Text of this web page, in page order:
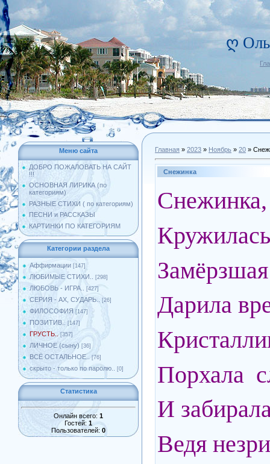
ღ
Меню сайта
ДОБРО ПОЖАЛОВАТЬ НА САЙТ
!!!
ОСНОВНАЯ ЛИРИКА (по
категориям)
РАЗНЫЕ СТИХИ ( по категориям)
ПЕСНИ и РАССКАЗЫ
КАРТИНКИ ПО КАТЕГОРИЯМ
Категории раздела
Аффирмации [147]
ЛЮБИМЫЕ СТИХИ.. [298]
ЛЮБОВЬ - ИГРА.. [427]
СЕРИЯ - АХ, СУДАРЬ.. [26]
ФИЛОСОФИЯ [147]
ПОЗИТИВ.. [147]
ГРУСТЬ.. [357]
ЛИЧНОЕ (сыну) [36]
ВСЁ ОСТАЛЬНОЕ.. [76]
скрыто - только по паролю.. [0]
Статистика
Онлайн всего: 1
Гостей: 1
Пользователей: 0
Главная » 2023 » Ноябрь » 20 »
Снежинка
Снежинка,
Дарила
Порхала
И
Ведя